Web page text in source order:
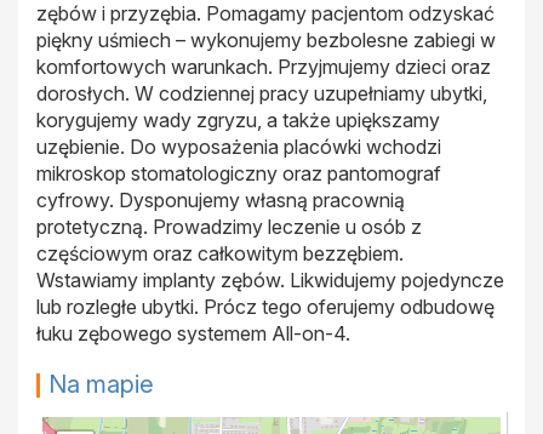
zębów i przyzębia. Pomagamy pacjentom odzyskać
piękny uśmiech – wykonujemy bezbolesne zabiegi w
komfortowych warunkach. Przyjmujemy dzieci oraz
dorosłych. W codziennej pracy uzupełniamy ubytki,
korygujemy wady zgryzu, a także upiększamy
uzębienie. Do wyposażenia placówki wchodzi
mikroskop stomatologiczny oraz pantomograf
cyfrowy. Dysponujemy własną pracownią
protetyczną. Prowadzimy leczenie u osób z
częściowym oraz całkowitym bezzębiem.
Wstawiamy implanty zębów. Likwidujemy pojedyncze
lub rozległe ubytki. Prócz tego oferujemy odbudowę
łuku zębowego systemem All-on-4.
Na mapie